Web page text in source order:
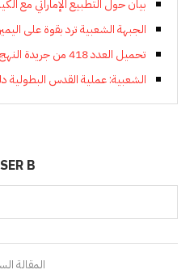
بيان حول التطبيع الإماراتي مع
الجبهة الشعبية ترد بقوة على
تحميل العدد 418 من جريدة النهج الديمقراطي
الشعبية: عملية القدس البطولية
B
المقالة